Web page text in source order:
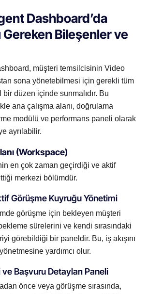
Dashboard’da
Gereken Bileşenler ve
müşteri temsilcisinin Video
sona yönetebilmesi için gerekli tüm
bir düzen içinde sunmalıdır. Bu
ana çalışma alanı, doğrulama
modülü ve performans paneli olarak
ayrılabilir.
(Workspace)
en çok zaman geçirdiği ve aktif
merkezi bölümdür.
Görüşme Kuyruğu Yönetimi
görüşme için bekleyen müşteri
sürelerini ve kendi sırasındaki
görebildiği bir paneldir. Bu, iş akışını
yardımcı olur.
Başvuru Detayları Paneli
önce veya görüşme sırasında,